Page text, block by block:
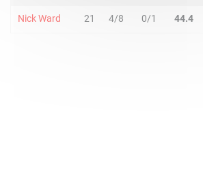
Nick Ward 21 4/8 0/1 44.4